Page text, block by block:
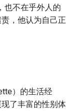
也不在乎外人的
，他认为自己正
）的生活经
了丰富的性别体